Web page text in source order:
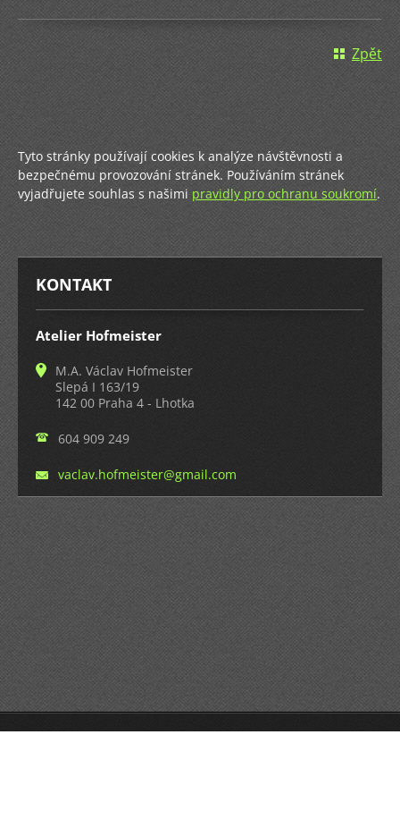
Zpět
Tyto stránky používají cookies k analýze návštěvnosti a
bezpečnému provozování stránek. Používáním stránek
vyjadřujete souhlas s našimipravidly pro ochranu soukromí.
KONTAKT
Atelier Hofmeister
M.A. Václav Hofmeister
Slepá I 163/19
142 00 Praha 4 - Lhotka
604 909 249
vaclav.hofmeister@gmail.com